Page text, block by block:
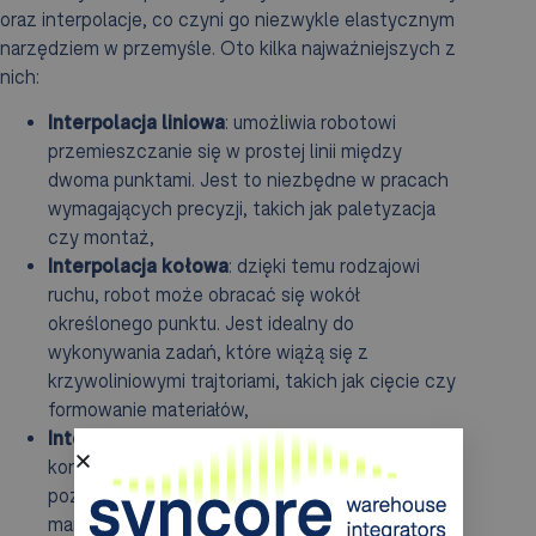
oraz interpolacje, co czyni go niezwykle elastycznym
narzędziem w przemyśle. Oto kilka najważniejszych z
nich:
Interpolacja liniowa: umożliwia robotowi
przemieszczanie się w prostej linii między
dwoma punktami. Jest to niezbędne w pracach
wymagających precyzji, takich jak paletyzacja
czy montaż,
Interpolacja kołowa: dzięki temu rodzajowi
ruchu, robot może obracać się wokół
określonego punktu. Jest idealny do
wykonywania zadań, które wiążą się z
krzywoliniowymi trajtoriami, takich jak cięcie czy
formowanie materiałów,
Interpolacja złączowa: ten sposób
kontrolowania ruchu opiera się na złączach, co
pozwala na synchronizację z ruchami
manipulatora. Ułatwia to skomplikowane